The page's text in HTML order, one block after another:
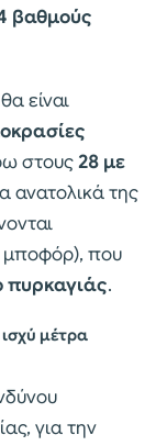
βαθμούς
είναι
στους28 με
ανατολικά της
μποφόρ), που
πυρκαγιάς.
μέτρα
για την